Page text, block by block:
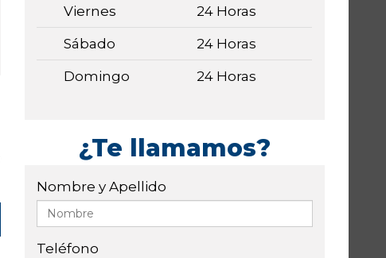
Viernes 24 Horas
Sábado 24 Horas
Domingo 24 Horas
¿Te llamamos?
Nombre y Apellido
Teléfono